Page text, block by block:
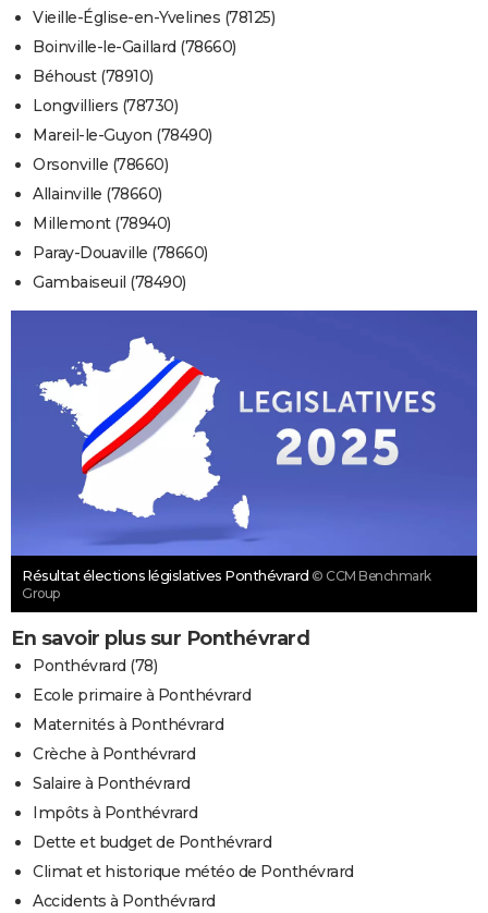
Vieille-Église-en-Yvelines (78125)
Boinville-le-Gaillard (78660)
Béhoust (78910)
Longvilliers (78730)
Mareil-le-Guyon (78490)
Orsonville (78660)
Allainville (78660)
Millemont (78940)
Paray-Douaville (78660)
Gambaiseuil (78490)
Résultat élections législatives Ponthévrard © CCM Benchmark
Group
En savoir plus sur Ponthévrard
Ponthévrard (78)
Ecole primaire à Ponthévrard
Maternités à Ponthévrard
Crèche à Ponthévrard
Salaire à Ponthévrard
Impôts à Ponthévrard
Dette et budget de Ponthévrard
Climat et historique météo de Ponthévrard
Accidents à Ponthévrard